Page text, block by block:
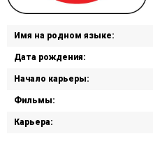
Имя на родном языке:
Дата рождения:
Начало карьеры:
Фильмы:
Карьера: